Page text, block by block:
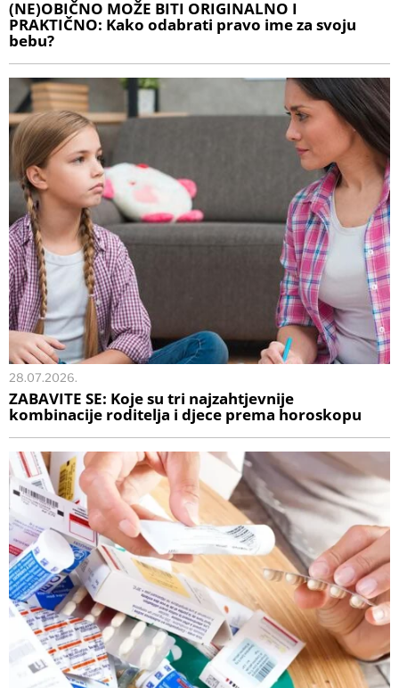
(NE)OBIČNO MOŽE BITI ORIGINALNO I
PRAKTIČNO: Kako odabrati pravo ime za svoju
bebu?
28.07.2026.
ZABAVITE SE: Koje su tri najzahtjevnije
kombinacije roditelja i djece prema horoskopu